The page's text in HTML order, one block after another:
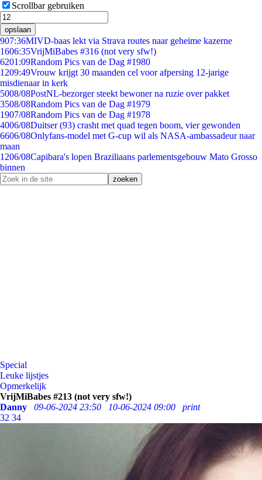
Scrollbar gebruiken
opslaan
907:36MIVD-baas lekt via Strava routes naar geheime kazerne
1606:35VrijMiBabes #316 (not very sfw!)
6201:09Random Pics van de Dag #1980
1209:49Vrouw krijgt 30 maanden cel voor afpersing 12-jarige
misdienaar in kerk
5008/08PostNL-bezorger steekt bewoner na ruzie over pakket
3508/08Random Pics van de Dag #1979
1907/08Random Pics van de Dag #1978
4006/08Duitser (93) crasht met quad tegen boom, vier gewonden
6606/08Onlyfans-model met G-cup wil als NASA-ambassadeur naar
maan
1206/08Capibara's lopen Braziliaans parlementsgebouw Mato Grosso
binnen
Special
Leuke lijstjes
Opmerkelijk
VrijMiBabes #213 (not very sfw!)
Danny
09-06-2024 23:50 10-06-2024 09:00
print
32 34